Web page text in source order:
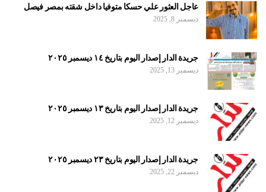
عاجل العثور علي حسكا متوفيا داخل شقته بمصر فيصل
ديسمبر 8, 2025
جريدة الدار إصدار اليوم بتاريخ ١٤ ديسمبر ٢٠٢٥
ديسمبر 13, 2025
جريدة الدار إصدار اليوم بتاريخ ١٣ ديسمبر ٢٠٢٥
ديسمبر 12, 2025
جريدة الدار إصدار اليوم بتاريخ ٢٣ ديسمبر ٢٠٢٥
ديسمبر 22, 2025